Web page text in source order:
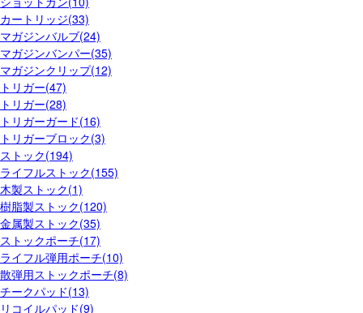
カートリッジ(33)
マガジンバルブ(24)
マガジンバンパー(35)
マガジンクリップ(12)
トリガー(47)
トリガー(28)
トリガーガード(16)
トリガーブロック(3)
ストック(194)
ライフルストック(155)
木製ストック(1)
樹脂製ストック(120)
金属製ストック(35)
ストックポーチ(17)
ライフル弾用ポーチ(10)
散弾用ストックポーチ(8)
チークパッド(13)
リコイルパッド(9)